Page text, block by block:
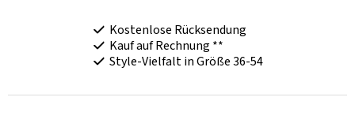
Kostenlose Rücksendung
Kauf auf Rechnung **
Style-Vielfalt in Größe 36-54